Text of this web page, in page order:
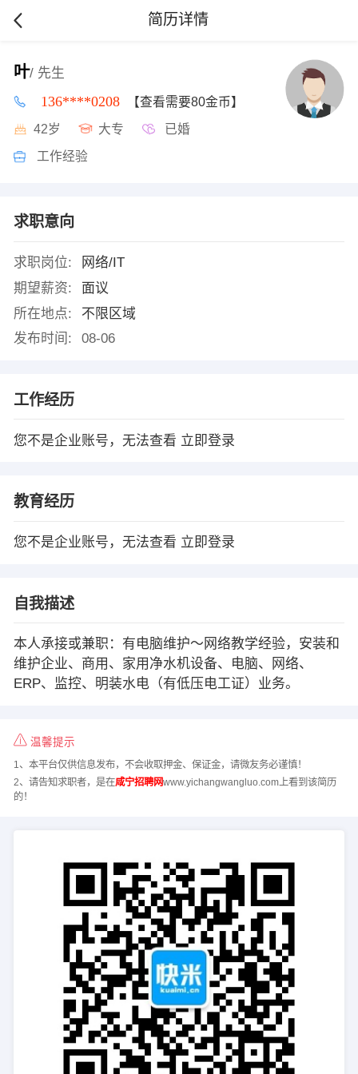
简历详情
叶/ 先生
136****0208 【查看需要80金币】
42岁 大专 已婚
工作经验
求职意向
求职岗位:
网络/IT
期望薪资:
面议
所在地点:
不限区域
发布时间:
08-06
工作经历
您不是企业账号，无法查看 立即登录
教育经历
您不是企业账号，无法查看 立即登录
自我描述
本人承接或兼职：有电脑维护～网络教学经验，安装和
维护企业、商用、家用净水机设备、电脑、网络、
ERP、监控、明装水电（有低压电工证）业务。
温馨提示
1、本平台仅供信息发布，不会收取押金、保证金，请微友务必谨慎！
2、请告知求职者，是在咸宁招聘网www.yichangwangluo.com上看到该简历
的！